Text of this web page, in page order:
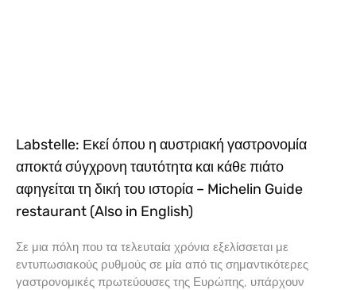
Labstelle: Εκεί όπου η αυστριακή γαστρονομία
αποκτά σύγχρονη ταυτότητα και κάθε πιάτο
αφηγείται τη δική του ιστορία – Michelin Guide
restaurant (Also in English)
Σε μια πόλη που τα τελευταία χρόνια εξελίσσεται με
εντυπωσιακούς ρυθμούς σε μία από τις σημαντικότερες
γαστρονομικές πρωτεύουσες της Ευρώπης, υπάρχουν